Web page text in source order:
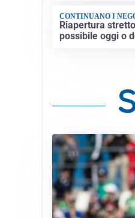
CONTINUANO I
Riapertura
possibile oggi o